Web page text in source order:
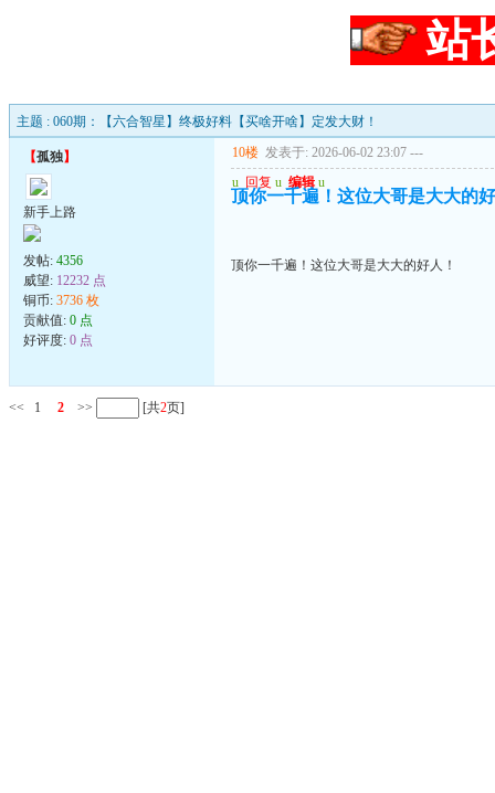
站
主题 : 060期：【六合智星】终极好料【买啥开啥】定发大财！
【孤独】
新手上路
发帖: 4356
威望: 12232 点
铜币: 3736 枚
贡献值: 0 点
好评度: 0 点
10楼 发表于: 2026-06-02 23:07 ---
u 回复 u 编辑 u
顶你一千遍！这位大哥是大大的
顶你一千遍！这位大哥是大大的好人！
<< 1 2 >> [共2页]